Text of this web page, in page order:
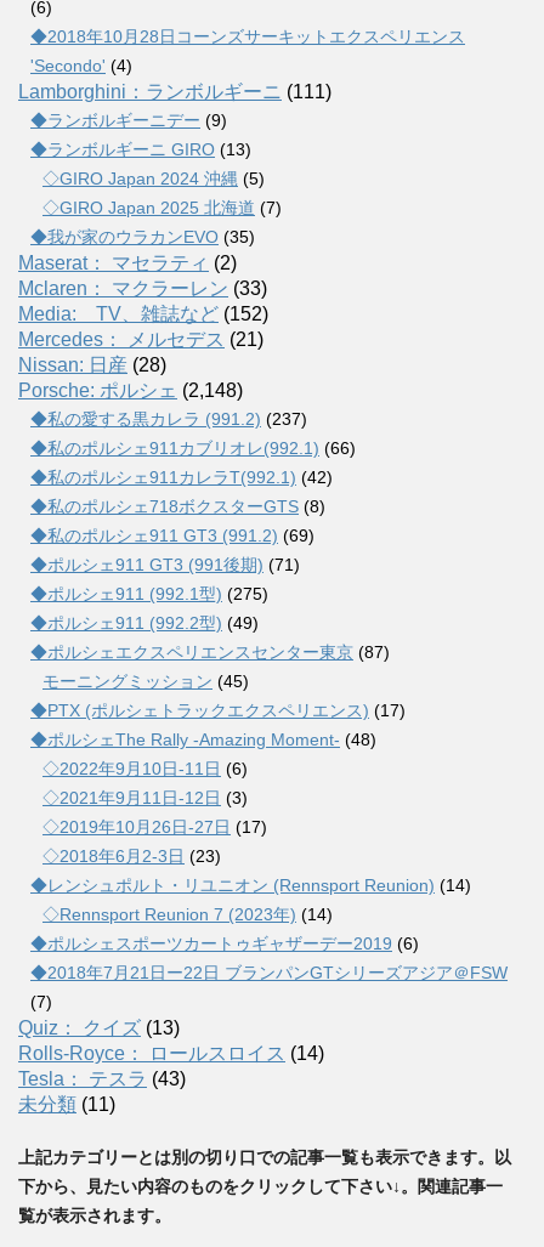
(6)
◆2018年10月28日コーンズサーキットエクスペリエンス
'Secondo' (4)
Lamborghini：ランボルギーニ (111)
◆ランボルギーニデー (9)
◆ランボルギーニ GIRO (13)
◇GIRO Japan 2024 沖縄 (5)
◇GIRO Japan 2025 北海道 (7)
◆我が家のウラカンEVO (35)
Maserat： マセラティ (2)
Mclaren： マクラーレン (33)
Media: TV、雑誌など (152)
Mercedes： メルセデス (21)
Nissan: 日産 (28)
Porsche: ポルシェ (2,148)
◆私の愛する黒カレラ (991.2) (237)
◆私のポルシェ911カブリオレ(992.1) (66)
◆私のポルシェ911カレラT(992.1) (42)
◆私のポルシェ718ボクスターGTS (8)
◆私のポルシェ911 GT3 (991.2) (69)
◆ポルシェ911 GT3 (991後期) (71)
◆ポルシェ911 (992.1型) (275)
◆ポルシェ911 (992.2型) (49)
◆ポルシェエクスペリエンスセンター東京 (87)
モーニングミッション (45)
◆PTX (ポルシェトラックエクスペリエンス) (17)
◆ポルシェThe Rally -Amazing Moment- (48)
◇2022年9月10日-11日 (6)
◇2021年9月11日-12日 (3)
◇2019年10月26日-27日 (17)
◇2018年6月2-3日 (23)
◆レンシュポルト・リユニオン (Rennsport Reunion) (14)
◇Rennsport Reunion 7 (2023年) (14)
◆ポルシェスポーツカートゥギャザーデー2019 (6)
◆2018年7月21日ー22日 ブランパンGTシリーズアジア＠FSW
(7)
Quiz： クイズ (13)
Rolls-Royce： ロールスロイス (14)
Tesla： テスラ (43)
未分類 (11)
上記カテゴリーとは別の切り口での記事一覧も表示できます。以
下から、見たい内容のものをクリックして下さい↓。関連記事一
覧が表示されます。